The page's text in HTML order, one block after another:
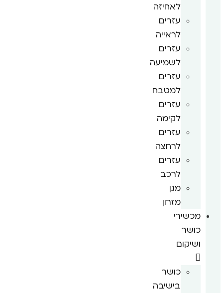
לאחיזה
עזרים
לראייה
עזרים
לשמיעה
עזרים
למטבח
עזרים
לקימה
עזרים
לרחצה
עזרים
לרכב
מגן
מזרון
מכשירי
כושר
ושיקום
כושר
בישיבה